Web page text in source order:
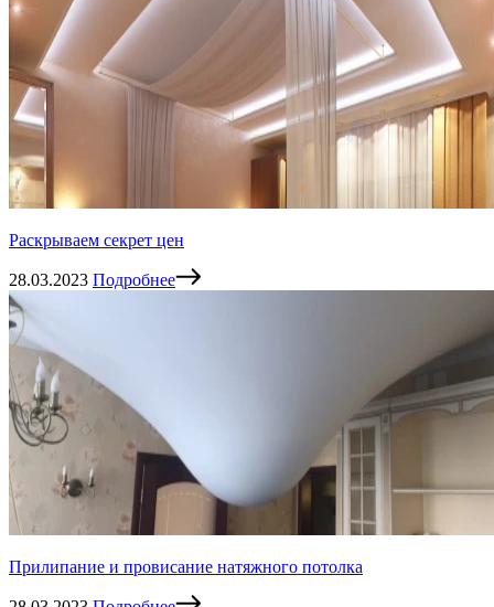
Раскрываем секрет цен
28.03.2023 Подробнее
Прилипание и провисание натяжного потолка